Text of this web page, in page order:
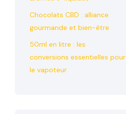
Chocolats CBD : alliance
gourmande et bien-être
50ml en litre : les
conversions essentielles pour
le vapoteur